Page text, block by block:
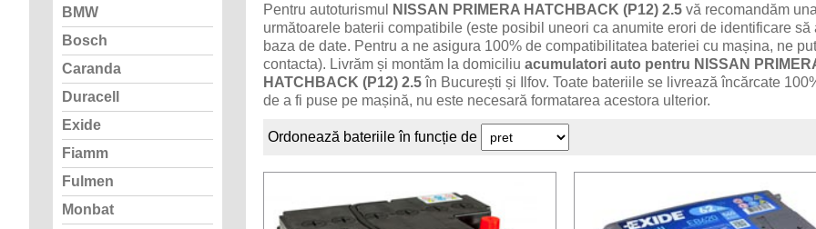
Pentru autoturismul NISSAN PRIMERA HATCHBACK (P12) 2.5 vă recomandăm
următoarele baterii compatibile (este posibil uneori ca anumite erori de identificare să
baza de date. Pentru a ne asigura 100% de compatibilitatea bateriei cu mașina, ne
contacta). Livrăm și montăm la domiciliuacumulatori auto pentru NISSAN
HATCHBACK (P12) 2.5în București și Ilfov. Toate bateriile se livrează încărcate
de a fi puse pe mașină, nu este necesară formatarea acestora ulterior.
Ordonează bateriile în funcție de
BMW
Bosch
Caranda
Duracell
Exide
Fiamm
Fulmen
Monbat